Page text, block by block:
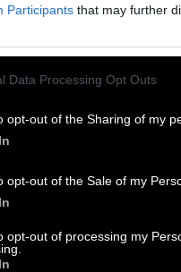
Participants that may further
Data Processing Opt Outs
opt-out of the Sharing of my
opt-out of the Sale of my
opt-out of processing my
Rogen
Bond-Filme: